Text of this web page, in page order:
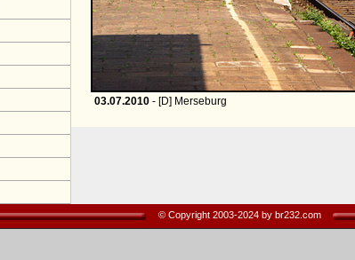
03.07.2010 - [D] Merseburg
© Copyright 2003-2024 by br232.com